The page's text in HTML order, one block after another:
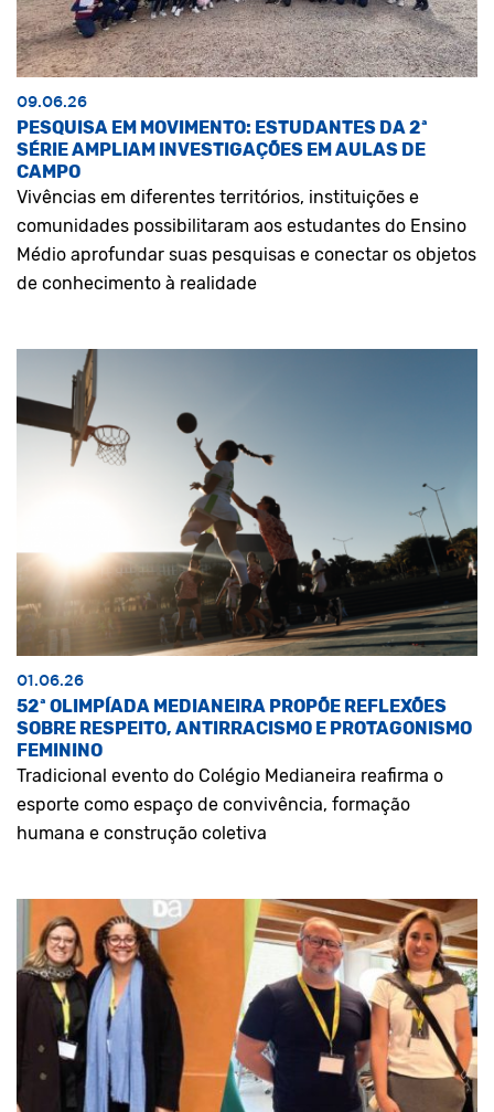
09.06.26
PESQUISA EM MOVIMENTO: ESTUDANTES DA 2ª
SÉRIE AMPLIAM INVESTIGAÇÕES EM AULAS DE
CAMPO
Vivências em diferentes territórios, instituições e
comunidades possibilitaram aos estudantes do Ensino
Médio aprofundar suas pesquisas e conectar os objetos
de conhecimento à realidade
01.06.26
52ª OLIMPÍADA MEDIANEIRA PROPÕE REFLEXÕES
SOBRE RESPEITO, ANTIRRACISMO E PROTAGONISMO
FEMININO
Tradicional evento do Colégio Medianeira reafirma o
esporte como espaço de convivência, formação
humana e construção coletiva